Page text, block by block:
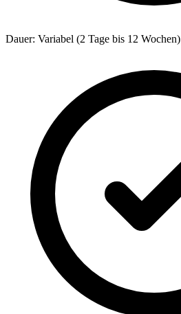
Dauer: Variabel (2 Tage bis 12 Wochen)